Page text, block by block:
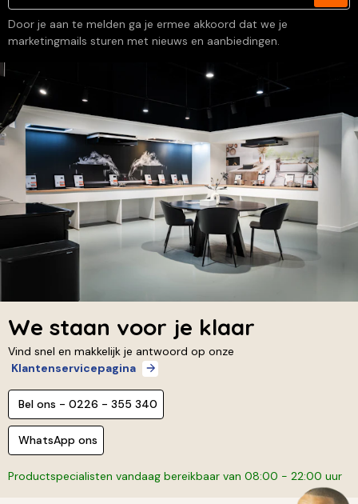
Door je aan te melden ga je ermee akkoord dat we je
marketingmails sturen met nieuws en aanbiedingen.
We staan voor je klaar
Vind snel en makkelijk je antwoord op onze
Klantenservicepagina
Bel ons - 0226 - 355 340
WhatsApp ons
Productspecialisten vandaag bereikbaar van 08:00 - 22:00 uur